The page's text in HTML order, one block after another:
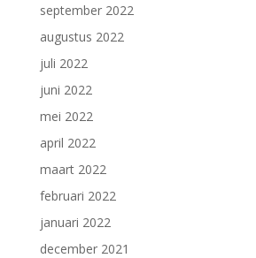
september 2022
augustus 2022
juli 2022
juni 2022
mei 2022
april 2022
maart 2022
februari 2022
januari 2022
december 2021